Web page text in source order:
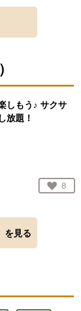
しもう♪ サクサ
放題！
お気
8
人
を見る